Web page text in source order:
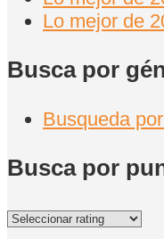
Lo mejor de
Busca por
Busqueda
Busca por